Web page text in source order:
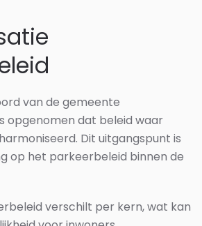
van de gemeente
opgenomen dat beleid waar
Dit uitgangspunt is
op het parkeerbeleid binnen de
verschilt per kern, wat kan